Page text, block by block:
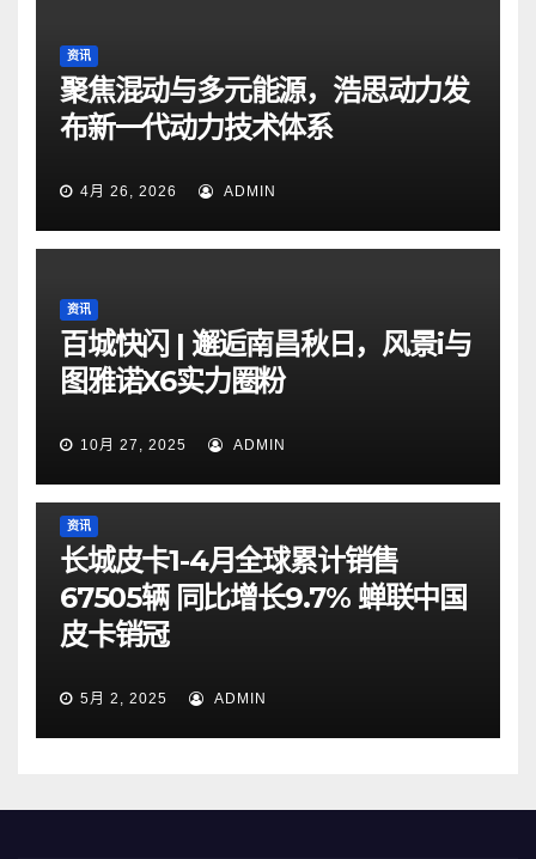
资讯
聚焦混动与多元能源，浩思动力发
布新一代动力技术体系
4月 26, 2026 ADMIN
资讯
百城快闪 | 邂逅南昌秋日，风景i与
图雅诺X6实力圈粉
10月 27, 2025 ADMIN
资讯
长城皮卡1-4月全球累计销售
67505辆 同比增长9.7% 蝉联中国
皮卡销冠
5月 2, 2025 ADMIN